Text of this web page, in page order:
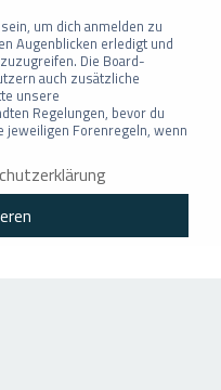
um dich anmelden zu
Augenblicken erledigt und
Die Board-
auch zusätzliche
unsere
Regelungen, bevor du
jeweiligen Forenregeln, wenn